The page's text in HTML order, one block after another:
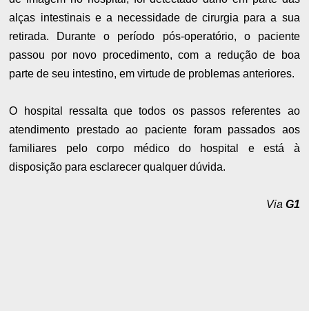
alças intestinais e a necessidade de cirurgia para a sua
retirada. Durante o período pós-operatório, o paciente
passou por novo procedimento, com a redução de boa
parte de seu intestino, em virtude de problemas anteriores.
O hospital ressalta que todos os passos referentes ao
atendimento prestado ao paciente foram passados aos
familiares pelo corpo médico do hospital e está à
disposição para esclarecer qualquer dúvida.
Via G1